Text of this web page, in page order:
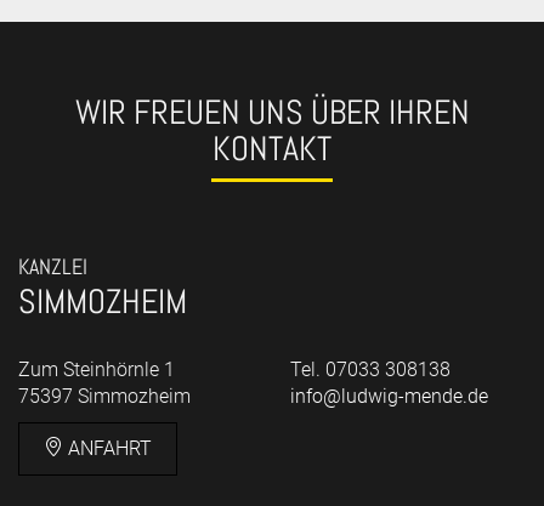
WIR FREUEN UNS ÜBER IHREN
KONTAKT
KANZLEI
SIMMOZHEIM
Zum Steinhörnle 1
75397 Simmozheim
ANFAHRT
Tel. 07033 308138
info@ludwig-mende.de